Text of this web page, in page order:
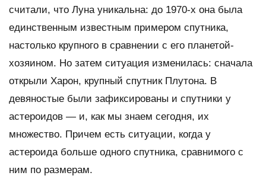
считали, что Луна уникальна: до 1970-х она была
единственным известным примером спутника,
настолько крупного в сравнении с его планетой-
хозяином. Но затем ситуация изменилась: сначала
открыли Харон, крупный спутник Плутона. В
девяностые были зафиксированы и спутники у
астероидов — и, как мы знаем сегодня, их
множество. Причем есть ситуации, когда у
астероида больше одного спутника, сравнимого с
ним по размерам.